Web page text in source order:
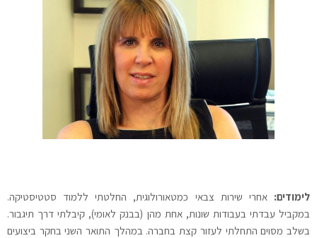
לימודים: אחרי שירות צבאי כמטאורולוגית, החלטתי ללמוד סטטיסטיקה.
במקביל עבדתי בעבודות שונות, אחת מהן (בבנק לאומי), קיבלתי דרך תיגבור.
בשלב מסוים התחלתי לעזור קצת בחברה. במהלך התואר השני בחקר ביצועים